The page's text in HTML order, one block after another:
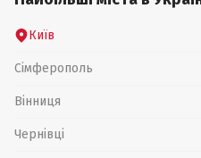
Київ
Сімферополь
Вінниця
Чернівці